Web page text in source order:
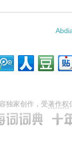
资料：
独家创作，受著作权